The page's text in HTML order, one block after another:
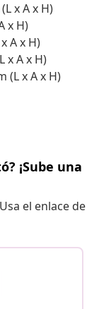
x A x H)
x H)
A x H)
x A x H)
(L x A x H)
¡Sube una
el enlace de